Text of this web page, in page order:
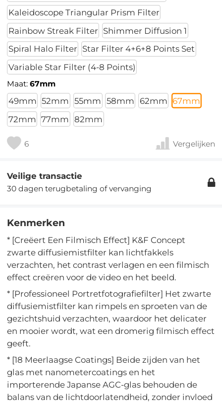
Kaleidoscope Triangular Prism Filter
Rainbow Streak Filter Shimmer Diffusion 1
Spiral Halo Filter Star Filter 4+6+8 Points Set
Variable Star Filter (4-8 Points)
Maat:67mm
49mm 52mm 55mm 58mm 62mm 67mm
72mm 77mm 82mm
6 Vergelijken
Veilige transactie
30 dagen terugbetaling of vervanging
Kenmerken
* [Creëert Een Filmisch Effect] K&F Concept
zwarte diffusiemistfilter kan lichtfakkels
verzachten, het contrast verlagen en een filmisch
effect creëren voor de video en het beeld.
* [Professioneel Portretfotografiefilter] Het zwarte
diffusiemistfilter kan rimpels en sproeten van de
gezichtshuid verzachten, waardoor het delicater
en mooier wordt, wat een dromerig filmisch effect
geeft.
* [18 Meerlaagse Coatings] Beide zijden van het
glas met nanometercoatings en het
importerende Japanse AGC-glas behouden de
balans van de lichtdoorlatendheid, zonder invloed